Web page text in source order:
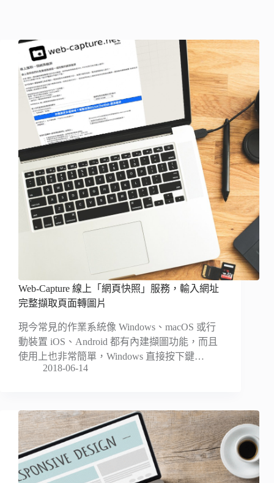
Web-Capture 線上「網頁快照」服務，輸入網址
完整擷取頁面轉圖片
現今常見的作業系統像 Windows、macOS 或行
動裝置 iOS、Android 都有內建擷圖功能，而且
使用上也非常簡單，Windows 直接按下鍵…
2018-06-14